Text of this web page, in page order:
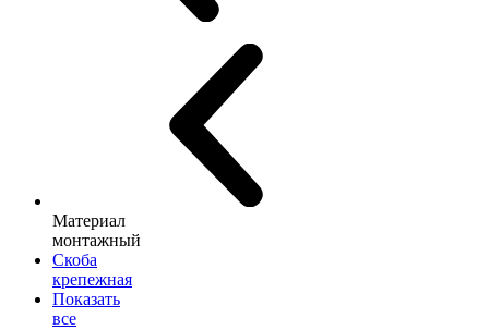
Материал
монтажный
Скоба
крепежная
Показать
все